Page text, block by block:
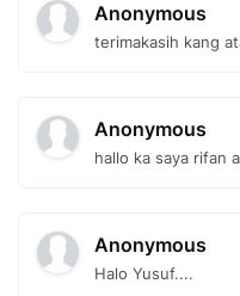
Anonymous
terimakasih kang
Anonymous
hallo ka saya rifan
Anonymous
Halo Yusuf....